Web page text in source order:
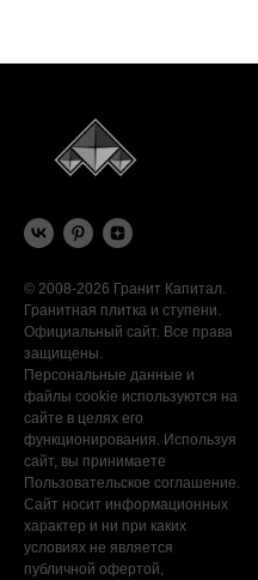
© 2008-2026 Гранит Капитал.
Гранитная плитка и ступени.
Официальный сайт. Все права
защищены.
Персональные данные и
файлы cookie используются на
сайте в целях его
функционирования. Используя
сайт, вы принимаете
Пользовательское соглашение.
Сайт носит информационных
характер и ни при каких
условиях не является
публичной офертой,